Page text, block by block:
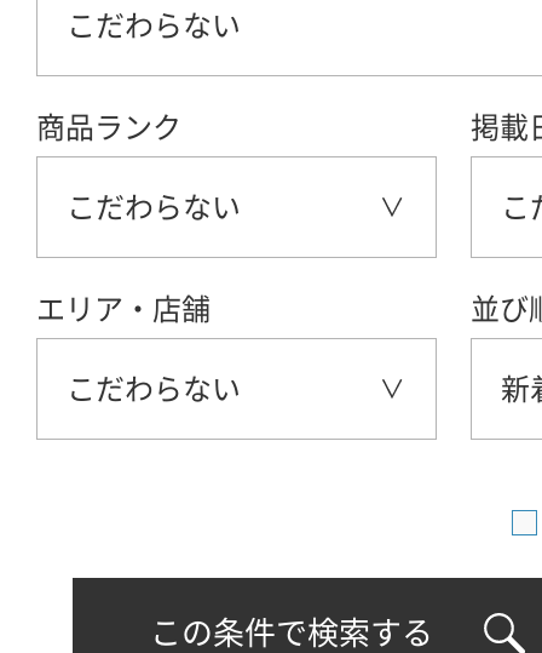
こだわらない
商品ランク
こだわらない
掲載
こ
エリア・店舗
こだわらない
並び
新
この条件で検索する